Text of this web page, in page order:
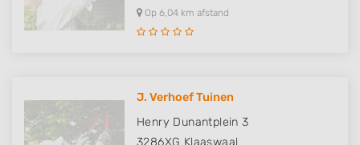
Op 6,04 km afstand
J. Verhoef Tuinen
Henry Dunantplein 3
3286XG Klaaswaal